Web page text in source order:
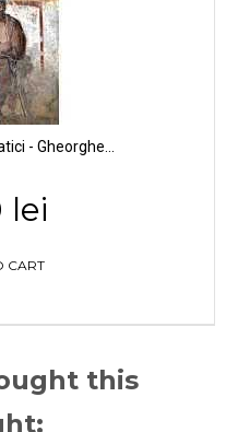
- Gheorghe...
lei
CART
this